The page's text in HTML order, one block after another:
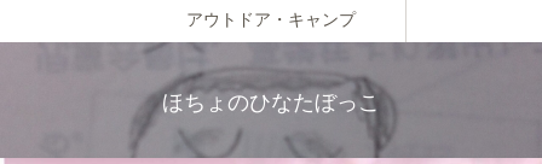
ほちょのひなたぼっこ
アウトドア・キャンプ